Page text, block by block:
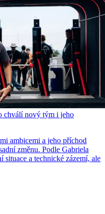
chválí nový tým i jeho
ambicemi a jeho příchod
změnu. Podle Gabriela
situace a technické zázemí, ale